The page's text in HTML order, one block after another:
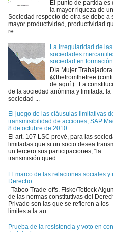
El punto de partida es
la mayor riqueza de
Sociedad respecto de otra se debe a
mayor productividad, productividad
re...
La irregularidad de las
sociedades
sociedad en
Día Mujer Trabajadora,
@thefromthetree
de aquí ) La
de la sociedad anónima y limitada: la
sociedad ...
El juego de las cláusulas limitativas
transmisibilidad de acciones, SAP
8 de octubre de 2010
El art. 107 LSC prevé, para las
limitadas que si un socio desea
un tercero sus participaciones, “la
transmisión qued...
El marco de las relaciones sociales y
Derecho
Taboo Trade-offs. Fiske/Tetlock
de las normas constitutivas del
Privado son las que se refieren a los
límites a la au...
Prueba de la resistencia y voto en